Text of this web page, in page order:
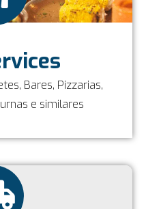
Bares, Pizzarias,
e similares